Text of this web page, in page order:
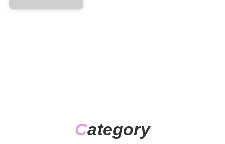
Category